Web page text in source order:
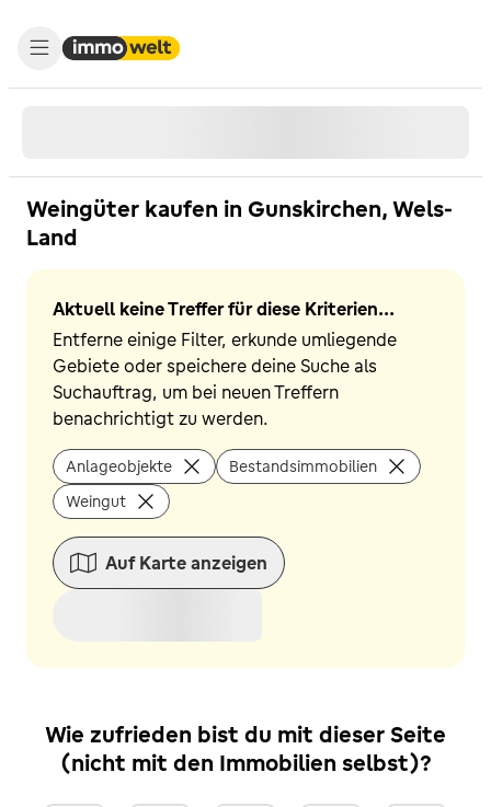
Weingüter kaufen in Gunskirchen, Wels-
Land
Aktuell keine Treffer für diese Kriterien...
Entferne einige Filter, erkunde umliegende
Gebiete oder speichere deine Suche als
Suchauftrag, um bei neuen Treffern
benachrichtigt zu werden.
Anlageobjekte
Bestandsimmobilien
Weingut
Auf Karte anzeigen
Wie zufrieden bist du mit dieser Seite
(nicht mit den Immobilien selbst)?